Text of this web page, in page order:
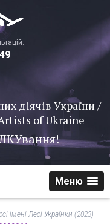
діячів України /
of Ukraine
вання!
Меню
імені Лесі Українки (2023)